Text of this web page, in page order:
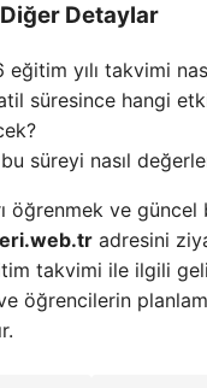
Detaylar
yılı takvimi
süresince hangi
süreyi nasıl
öğrenmek ve
adresini
takvimi ile ilgili
öğrencilerin